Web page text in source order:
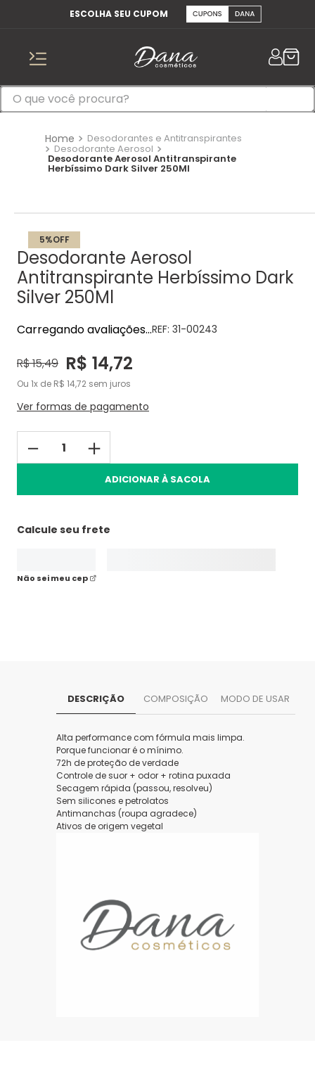
ESCOLHA SEU CUPOM
Desodorantes e Antitranspirantes
Desodorante Aerosol
Desodorante Aerosol Antitranspirante
Herbíssimo Dark Silver 250Ml
5%OFF
Desodorante Aerosol
Antitranspirante Herbíssimo Dark
Silver 250Ml
Carregando avaliações...REF: 31-00243
R$15,49 R$ 14,72
Ou 1 de R$ 14,72 sem juros
Ver formas de pagamento
＋
－
ADICIONAR À SACOLA
Calcule seu frete
Não sei meu cep
DESCRIÇÃO COMPOSIÇÃO MODO DE USAR
Alta performance com fórmula mais limpa.
Porque funcionar é o mínimo.
72h de proteção de verdade
Controle de suor + odor + rotina puxada
Secagem rápida (passou, resolveu)
Sem silicones e petrolatos
Antimanchas (roupa agradece)
Ativos de origem vegetal